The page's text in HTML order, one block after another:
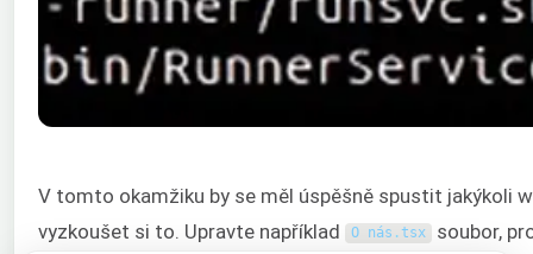
V tomto okamžiku by se měl úspěšně spustit jakýkoli
vyzkoušet si to. Upravte například
O nás .tsx soubor,